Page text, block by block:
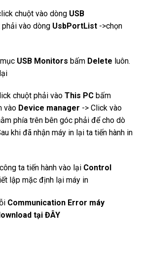
chuột vào dòng USB
vào dòng UsbPortList ->chọn
USB Monitors bấm Delete luôn.
chuột phải vào This PC bấm
vào Device manager -> Click vào
phía trên bên góc phải để cho dò
khi đã nhận máy in lại ta tiến hành in
ta tiến hành vào lại Control
lập mặc định lại máy in
Communication Error máy
tại ĐÂY